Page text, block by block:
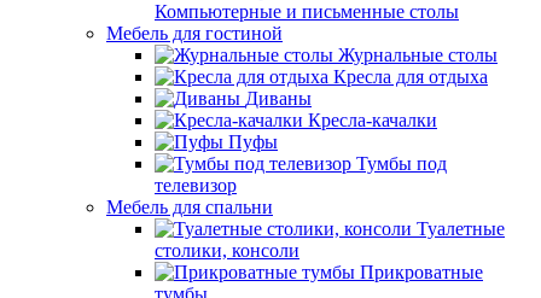
Компьютерные и письменные столы
Мебель для гостиной
Журнальные столы
Кресла для отдыха
Диваны
Кресла-качалки
Пуфы
Тумбы под
телевизор
Мебель для спальни
Туалетные
столики, консоли
Прикроватные
тумбы